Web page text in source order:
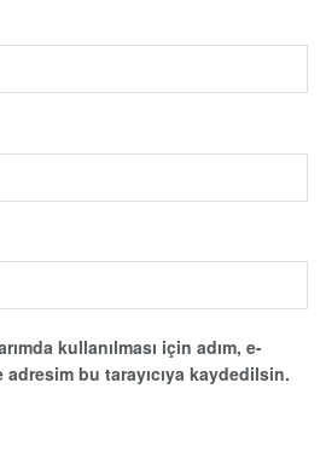
kullanılması için adım, e-
bu tarayıcıya kaydedilsin.